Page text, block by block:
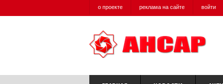
о проекте реклама на сайте войти